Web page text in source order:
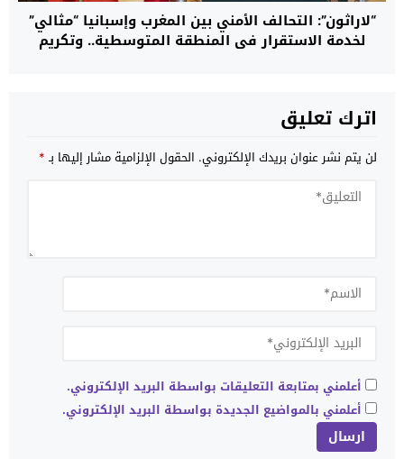
“لاراثون”: التحالف الأمني بين المغرب وإسبانيا “مثالي”
لخدمة الاستقرار في المنطقة المتوسطية.. وتكريم
اترك تعليق
لن يتم نشر عنوان بريدك الإلكتروني. الحقول الإلزامية مشار إليها بـ*
أعلمني بمتابعة التعليقات بواسطة البريد الإلكتروني.
أعلمني بالمواضيع الجديدة بواسطة البريد الإلكتروني.